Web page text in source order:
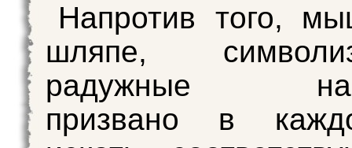
Напротив того,
шляпе,
радужные
призвано в